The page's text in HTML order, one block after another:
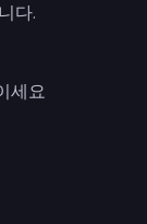
다.
세요